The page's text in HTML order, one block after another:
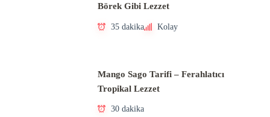
Börek Gibi Lezzet
35 dakika Kolay
Mango Sago Tarifi – Ferahlatıcı
Tropikal Lezzet
30 dakika